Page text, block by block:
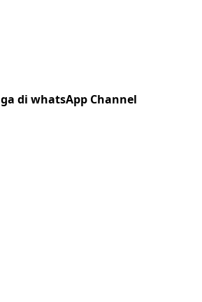
di whatsApp Channel